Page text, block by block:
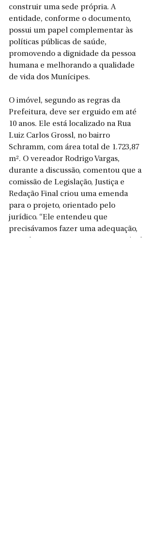
construir uma sede própria. A
entidade, conforme o documento,
possui um papel complementar às
políticas públicas de saúde,
promovendo a dignidade da pessoa
humana e melhorando a qualidade
de vida dos Munícipes.
O imóvel, segundo as regras da
Prefeitura, deve ser erguido em até
10 anos. Ele está localizado na Rua
Luiz Carlos Grossl, no bairro
Schramm, com área total de 1.723,87
m². O vereador Rodrigo Vargas,
durante a discussão, comentou que a
comissão de Legislação, Justiça e
Redação Final criou uma emenda
para o projeto, orientado pelo
jurídico. “Ele entendeu que
precisávamos fazer uma adequação,